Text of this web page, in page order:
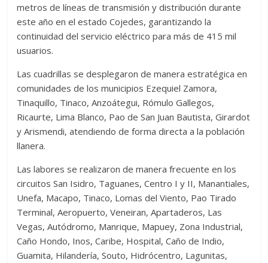
metros de líneas de transmisión y distribución durante
este año en el estado Cojedes, garantizando la
continuidad del servicio eléctrico para más de 415 mil
usuarios.
Las cuadrillas se desplegaron de manera estratégica en
comunidades de los municipios Ezequiel Zamora,
Tinaquillo, Tinaco, Anzoátegui, Rómulo Gallegos,
Ricaurte, Lima Blanco, Pao de San Juan Bautista, Girardot
y Arismendi, atendiendo de forma directa a la población
llanera.
Las labores se realizaron de manera frecuente en los
circuitos San Isidro, Taguanes, Centro I y II, Manantiales,
Unefa, Macapo, Tinaco, Lomas del Viento, Pao Tirado
Terminal, Aeropuerto, Veneiran, Apartaderos, Las
Vegas, Autódromo, Manrique, Mapuey, Zona Industrial,
Caño Hondo, Inos, Caribe, Hospital, Caño de Indio,
Guamita, Hilandería, Souto, Hidrócentro, Lagunitas,